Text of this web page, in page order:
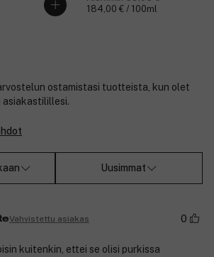
184,00 € / 100ml
ostamistasi tuotteista, kun olet
asiakastilillesi.
Uusimmat
Vahvistettu asiakas 0
kuitenkin, ettei se olisi purkissa